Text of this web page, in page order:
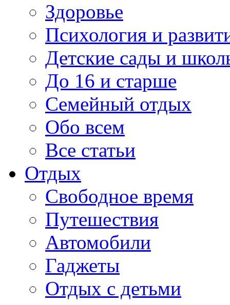
Здоровье
Психология и
Детские сады и
До 16 и старше
Семейный отдых
Обо всем
Все статьи
Отдых
Свободное время
Путешествия
Автомобили
Гаджеты
Отдых с детьми